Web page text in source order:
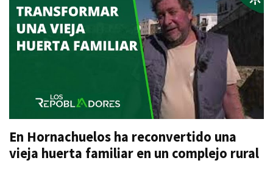
En Hornachuelos ha reconvertido una
vieja huerta familiar en un complejo rural